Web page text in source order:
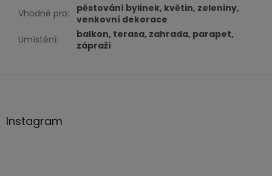
Vhodné pro:
pěstování bylinek, květin, zeleniny,
venkovní dekorace
Umístění:
balkon, terasa, zahrada, parapet,
zápraží
aInstagram